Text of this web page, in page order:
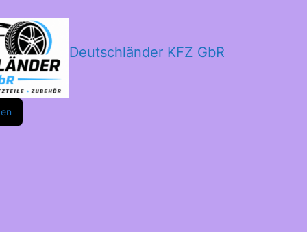
Deutschländer KFZ GbR